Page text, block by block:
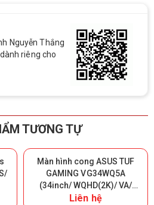
Nguyễn Thắng
riêng cho
TƯƠNG TỰ
Màn hình cong ASUS TUF
GAMING VG34WQ5A
(34inch/ WQHD(2K)/ VA/
200Hz/ 0.5ms/ 1500R)
Liên hệ